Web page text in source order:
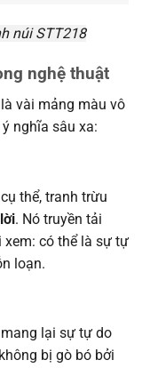
núi STT218
nghệ thuật
vài mảng màu vô
nghĩa sâu xa:
thể, tranh trừu
. Nó truyền tải
có thể là sự tự
loạn.
lại sự tự do
bị gò bó bởi